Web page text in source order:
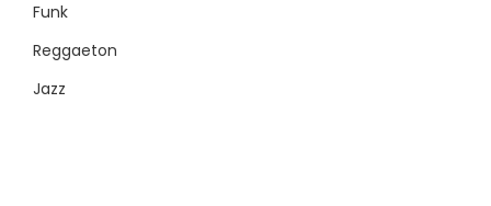
Funk
Reggaeton
Jazz